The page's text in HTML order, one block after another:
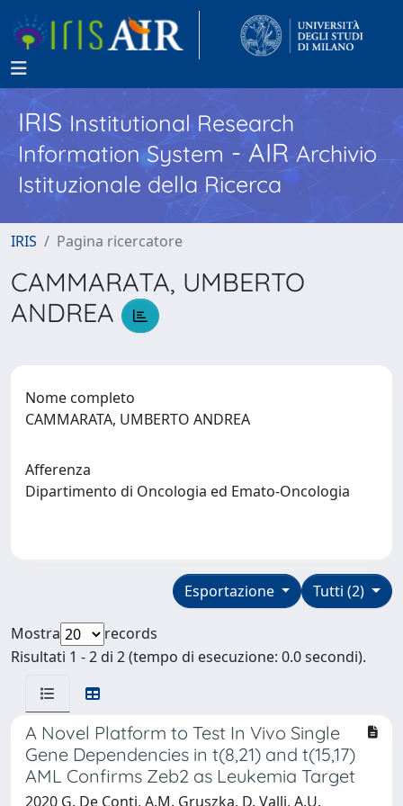
IRISInstitutional Research
Information System - AIR Archivio
Istituzionale della Ricerca
IRIS Pagina ricercatore
CAMMARATA, UMBERTO
ANDREA
Nome completo
CAMMARATA, UMBERTO ANDREA
Afferenza
Dipartimento di Oncologia ed Emato-Oncologia
Tutti (2)
Esportazione
Mostra
records
Risultati 1 - 2 di 2 (tempo di esecuzione: 0.0 secondi).
A Novel Platform to Test In Vivo Single
Gene Dependencies in t(8,21) and t(15,17)
AML Confirms Zeb2 as Leukemia Target
2020 G. De Conti, A.M. Gruszka, D. Valli, A.U.